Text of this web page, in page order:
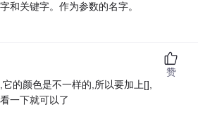
和关键字。作为参数的名字。
的颜色是不一样的,所以要加上[],
一下就可以了
赞